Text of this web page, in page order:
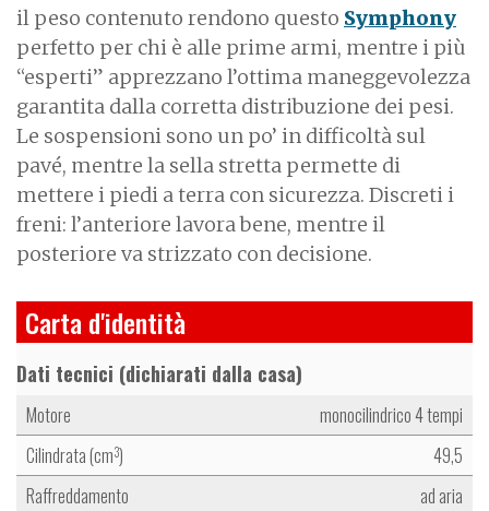
il peso contenuto rendono questo Symphony
perfetto per chi è alle prime armi, mentre i più
“esperti” apprezzano l’ottima maneggevolezza
garantita dalla corretta distribuzione dei pesi.
Le sospensioni sono un po’ in difficoltà sul
pavé, mentre la sella stretta permette di
mettere i piedi a terra con sicurezza. Discreti i
freni: l’anteriore lavora bene, mentre il
posteriore va strizzato con decisione.
Carta d'identità
Dati tecnici (dichiarati dalla casa)
Motore
monocilindrico 4 tempi
Cilindrata (cm3)
49,5
Raffreddamento
ad aria